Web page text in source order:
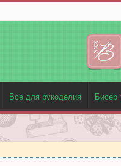
Все для рукоделия Бисер